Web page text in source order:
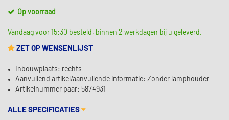
Op voorraad
Vandaag voor 15:30 besteld, binnen 2 werkdagen bij u geleverd.
ZET OP WENSENLIJST
Inbouwplaats: rechts
Aanvullend artikel/aanvullende informatie: Zonder lamphouder
Artikelnummer paar: 5874931
ALLE SPECIFICATIES